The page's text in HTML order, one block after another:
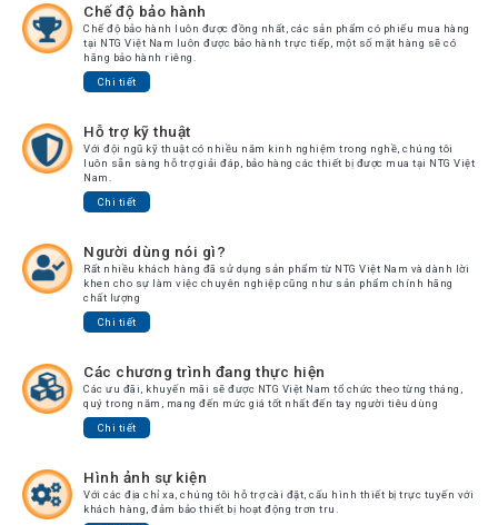
Chế độ bảo hành
Chế độ bảo hành luôn được đồng nhất, các sản phẩm có phiếu mua hàng
tại NTG Việt Nam luôn được bảo hành trực tiếp, một số mặt hàng sẽ có
hãng bảo hành riêng.
Chi tiết
Hỗ trợ kỹ thuật
Với đội ngũ kỹ thuật có nhiều năm kinh nghiệm trong nghề, chúng tôi
luôn sẵn sàng hỗ trợ giải đáp, bảo hàng các thiết bị được mua tại NTG Việt
Nam.
Chi tiết
Người dùng nói gì?
Rất nhiều khách hàng đã sử dụng sản phẩm từ NTG Việt Nam và dành lời
khen cho sự làm việc chuyên nghiệp cũng như sản phẩm chính hãng
chất lượng
Chi tiết
Các chương trình đang thực hiện
Các ưu đãi, khuyến mãi sẽ được NTG Việt Nam tổ chức theo từng tháng,
quý trong năm, mang đến mức giá tốt nhất đến tay người tiêu dùng
Chi tiết
Hình ảnh sự kiện
Với các địa chỉ xa, chúng tôi hỗ trợ cài đặt, cấu hình thiết bị trực tuyến với
khách hàng, đảm bảo thiết bị hoạt động trơn tru.